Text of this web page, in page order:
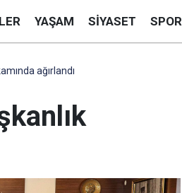
YAŞAM SIYASET SPOR
ağırlandı